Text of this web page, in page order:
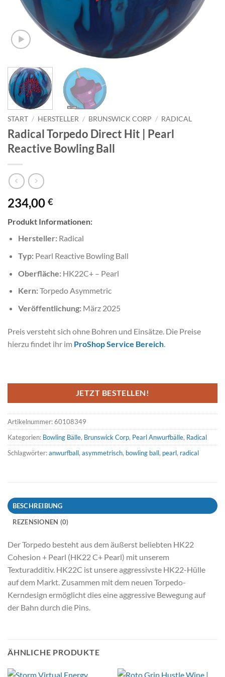
START / HERSTELLER / BRUNSWICK CORP / RADICAL
Radical Torpedo Direct Hit | Pearl
Reactive Bowling Ball
234,00 €
Produkt Informationen:
Hersteller:Radical
Typ:Pearl Reactive Bowling Ball
Oberfläche: HK22C+ – Pearl
Kern:Torpedo Asymmetric
Veröffentlichung:März 2025
Preis versteht sich ohne Bohren und Einsätze. Die Preise
hierzu findet ihr im ProShop Service Bereich
JETZT BESTELLEN!
Artikelnummer:60108349
Kategorien: Bowling Bälle, Brunswick Corp, Pearl Anwurfbälle, Radical
Schlagwörter:anwurfball, asymmetrisch, bowling ball, pearl, radical
BESCHREIBUNG
REZENSIONEN (0)
Der Torpedo besteht aus dem äußerst beliebten HK22
Cohesion + Pearl (HK22 C+ Pearl) mit unserem
Texturadditiv. HK22C ist unsere aggressivste HK22-Hülle
auf dem Markt. Zusammen mit dem neuen Torpedo-
Kerndesign ermöglicht dies eine aggressive Bewegung auf
der Bahn durch die Pins.
ÄHNLICHE PRODUKTE